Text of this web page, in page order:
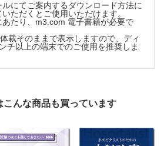
にてご案内するダウンロード方法に
ただくとご使用いただけます。
たり、m3.com 電子書籍が必要で
裁そのままで表示しますので、ディ
チ以上の端末でのご使用を推奨しま
こんな商品も買っています